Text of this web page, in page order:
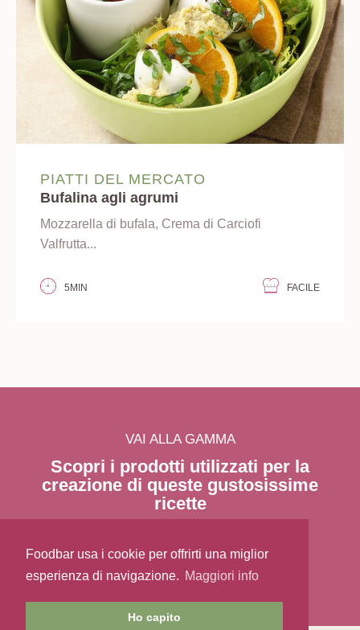
Foodbar usa i cookie per offrirti una miglior
esperienza di navigazione. Maggiori info
Ho capito
PIATTI DEL MERCATO
Bufalina agli agrumi
Mozzarella di bufala, Crema di Carciofi
Valfrutta...
5MIN FACILE
VAI ALLA GAMMA
Scopri i prodotti utilizzati per la
creazione di queste gustosissime
ricette